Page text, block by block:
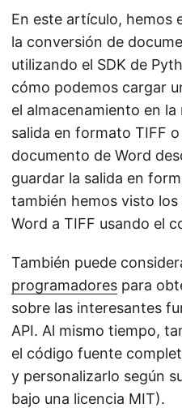
En este artículo, hemos
la conversión de
utilizando el SDK de
cómo podemos cargar
el almacenamiento en
salida en formato TIFF
documento de Word
guardar la salida en
también hemos visto
Word a TIFF usando el
También puede
programadores para
sobre las interesantes
API. Al mismo tiempo,
el código fuente
y personalizarlo según
bajo una licencia MIT).